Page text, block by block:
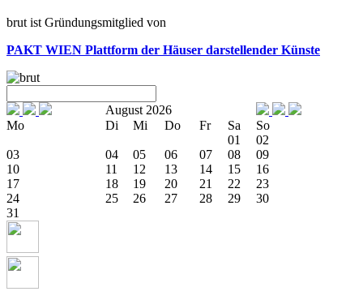
brut ist Gründungsmitglied von
PAKT WIEN Plattform der Häuser darstellender Künste
August 2026
Mo
Di Mi Do Fr Sa
So
01
02
03
04 05 06 07 08
09
10
11 12 13 14 15
16
17
18 19 20 21 22
23
24
25 26 27 28 29
30
31